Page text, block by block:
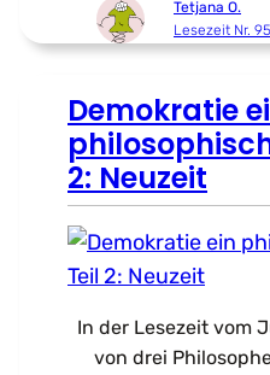
Tetjana O.
Lesezeit Nr.
Demokratie
2: Neuzeit
In der Lesezeit vom
von drei